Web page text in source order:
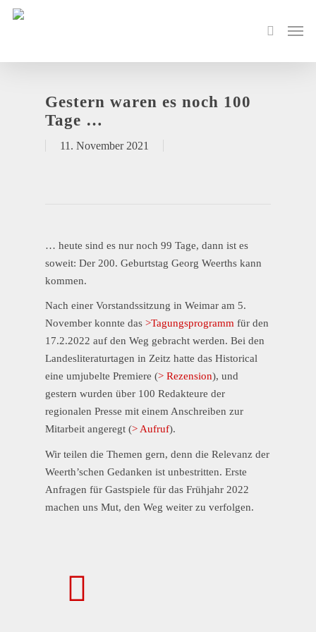
Gestern waren es noch 100
Tage …
11. November 2021
… heute sind es nur noch 99 Tage, dann ist es
soweit: Der 200. Geburtstag Georg Weerths kann
kommen.
Nach einer Vorstandssitzung in Weimar am 5.
November konnte das>Tagungsprogramm für den
17.2.2022 auf den Weg gebracht werden. Bei den
Landesliteraturtagen in Zeitz hatte das Historical
eine umjubelte Premiere (> Rezension), und
gestern wurden über 100 Redakteure der
regionalen Presse mit einem Anschreiben zur
Mitarbeit angeregt (> Aufruf).
Wir teilen die Themen gern, denn die Relevanz der
Weerth’schen Gedanken ist unbestritten. Erste
Anfragen für Gastspiele für das Frühjahr 2022
machen uns Mut, den Weg weiter zu verfolgen.